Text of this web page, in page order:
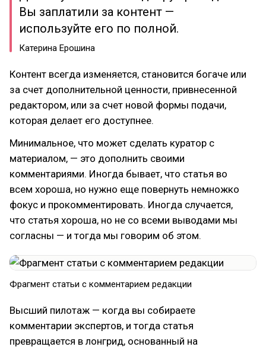
Вы заплатили за контент —
используйте его по полной.
Катерина Ерошина
Контент всегда изменяется, становится богаче или
за счет дополнительной ценности, привнесенной
редактором, или за счет новой формы подачи,
которая делает его доступнее.
Минимальное, что может сделать куратор с
материалом, — это дополнить своими
комментариями. Иногда бывает, что статья во
всем хороша, но нужно еще повернуть немножко
фокус и прокомментировать. Иногда случается,
что статья хороша, но не со всеми выводами мы
согласны — и тогда мы говорим об этом.
Фрагмент статьи с комментарием редакции
Высший пилотаж — когда вы собираете
комментарии экспертов, и тогда статья
превращается в лонгрид, основанный на